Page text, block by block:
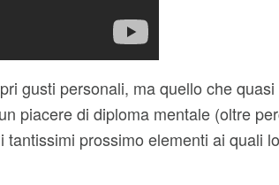
gusti personali, ma quello che
piacere di diploma mentale (oltre
prossimo elementi ai quali